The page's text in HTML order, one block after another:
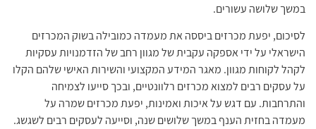
במשך שלושה עשורים.
לסיכום, יפעת מכרזים ביססה את מעמדה כמובילה בשוק המכרזים
הישראלי על ידי אספקה עקבית של מגוון רחב של הזדמנויות עסקיות
לקהל לקוחות מגוון. מאגר המידע המקצועי והשירות האישי שלהם הקלו
על עסקים רבים למצוא מכרזים רלוונטיים, ובכך סייעו לצמיחה
והתרחבות. עם דגש על איכות ואמינות, יפעת מכרזים שמרה על
מעמדה בחזית הענף במשך שלושים שנה, וסייעה לעסקים רבים לשגשג.